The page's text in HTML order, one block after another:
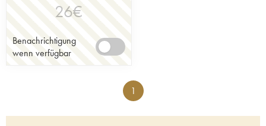
26€
Benachrichtigung
wenn verfügbar
1